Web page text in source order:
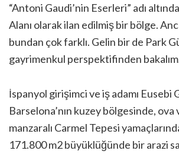
“Antoni Gaudi’nin Eserleri” adı
Alanı olarak ilan edilmiş bir bölge.
bundan çok farklı. Gelin bir de Park
gayrimenkul perspektifinden
İspanyol girişimci ve iş adamı Eusebi
Barselona’nın kuzey bölgesinde, ova
manzaralı Carmel Tepesi
171.800 m2 büyüklüğünde bir arazi